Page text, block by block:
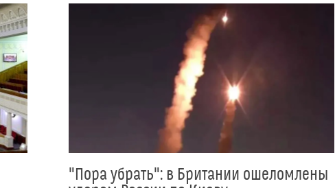
"Пора убрать": в Британии ошеломлены